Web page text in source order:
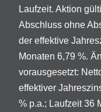
Laufzeit. Aktion
Abschluss ohne
der effektive
Monaten 6,79 %.
vorausgesetzt:
effektiver
% p.a.; Laufzeit 36